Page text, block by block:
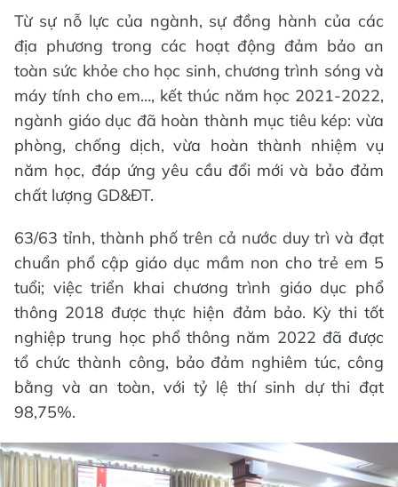
Từ sự nỗ lực của ngành, sự đồng hành của các
địa phương trong các hoạt động đảm bảo an
toàn sức khỏe cho học sinh, chương trình sóng và
máy tính cho em…, kết thúc năm học 2021-2022,
ngành giáo dục đã hoàn thành mục tiêu kép: vừa
phòng, chống dịch, vừa hoàn thành nhiệm vụ
năm học, đáp ứng yêu cầu đổi mới và bảo đảm
chất lượng GD&ĐT.
63/63 tỉnh, thành phố trên cả nước duy trì và đạt
chuẩn phổ cập giáo dục mầm non cho trẻ em 5
tuổi; việc triển khai chương trình giáo dục phổ
thông 2018 được thực hiện đảm bảo. Kỳ thi tốt
nghiệp trung học phổ thông năm 2022 đã được
tổ chức thành công, bảo đảm nghiêm túc, công
bằng và an toàn, với tỷ lệ thí sinh dự thi đạt
98,75%.